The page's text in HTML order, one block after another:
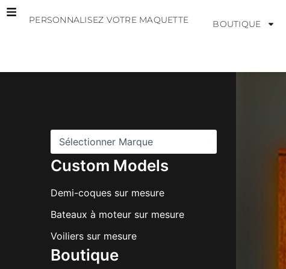
Aller
PERSONNALISEZ VOTRE MAQUETTE BOUTIQUE
Custom Models
Demi-coques sur mesure
Bateaux à moteur sur mesure
Voiliers sur mesure
Boutique